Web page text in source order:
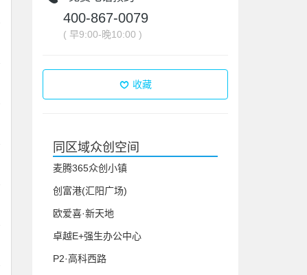
400-867-0079
( 早9:00-晚10:00 )
收藏
同区域众创空间
麦腾365众创小镇
创富港(汇阳广场)
欧爱喜·新天地
卓越E+强生办公中心
P2·高科西路